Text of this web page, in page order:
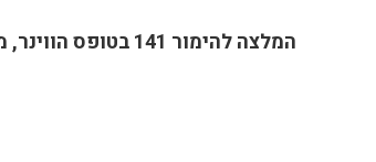
המלצה להימור 141 בטופס הווינר, מעל/מתחת שערים (2.5), סימון 2.